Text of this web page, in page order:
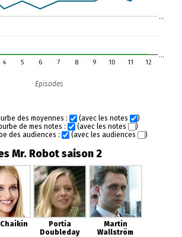
4 5 6 7 8 9 10 11 12
…
…
Episodes
des moyennes : (avec les notes
)
de mes notes :
(avec les notes
)
des audiences :
(avec les audiences )
Mr. Robot saison 2
Portia
Doubleday
Martin
Wallström